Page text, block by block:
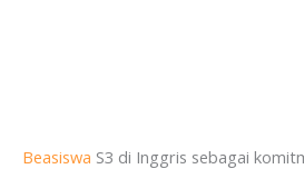
Beasiswa S3 di Inggris sebagai